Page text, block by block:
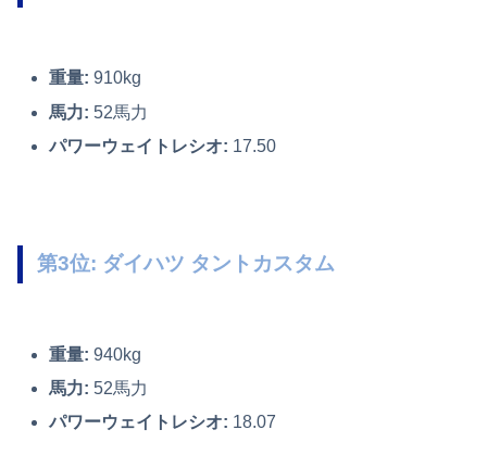
重量: 910kg
馬力: 52馬力
パワーウェイトレシオ: 17.50
第3位: ダイハツ タントカスタム
重量: 940kg
馬力: 52馬力
パワーウェイトレシオ: 18.07